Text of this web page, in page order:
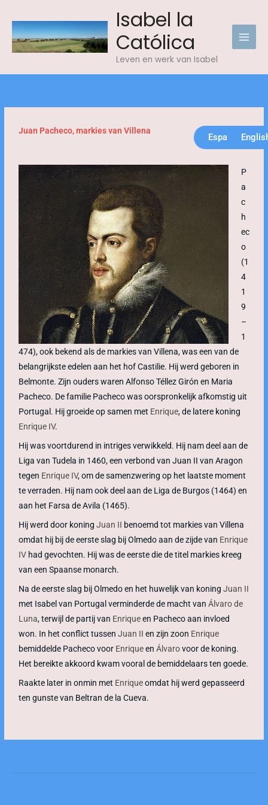
content
Isabel la
Católica
Leven en werk van Isabel
Juan Pacheco, markies van Villena
Español
P
a
c
h
ec
o
(1
4
1
9
–
1
474), ook bekend als de markies van Villena, was een van de
belangrijkste edelen aan het hof Castilie. Hij werd geboren in
Belmonte. Zijn ouders waren Alfonso Téllez Girón en Maria
Pacheco. De familie Pacheco was oorspronkelijk afkomstig uit
Portugal. Hij groeide op samen met Enrique, de latere koning
Enrique IV.
Hij was voortdurend in intriges verwikkeld. Hij nam deel aan de
Liga van Tudela in 1460, een verbond van Juan II van Aragon
tegen Enrique IV, om de samenzwering op het laatste moment
te verraden. Hij nam ook deel aan de Liga de Burgos (1464) en
aan het Farsa de Avila (1465).
Hij werd door koningJuan II benoemd tot markies van Villena
omdat hij bij de eerste slag bij Olmedo aan de zijde van Enrique
IV had gevochten. Hij was de eerste die de titel markies kreeg
van een Spaanse monarch.
Na de eerste slag bij Olmedo en het huwelijk van koningJuan II
met Isabel van Portugal verminderde de macht vanÁlvaro de
Luna, terwijl de partij van Enriqueen Pacheco aan invloed
won. In het conflict tussenJuan II en zijn zoon Enrique
bemiddelde Pacheco voor EnriqueenÁlvarovoor de koning.
Het bereikte akkoord kwam vooral de bemiddelaars ten goede.
Raakte later in onmin met Enriqueomdat hij werd gepasseerd
ten gunste van Beltran de la Cueva.